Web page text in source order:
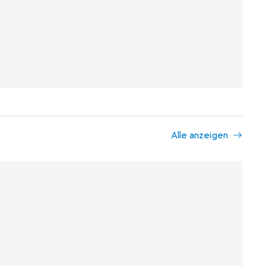
Alle anzeigen